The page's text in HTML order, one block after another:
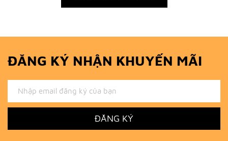
ĐĂNG KÝ NHẬN KHUYẾN MÃI
ĐĂNG KÝ